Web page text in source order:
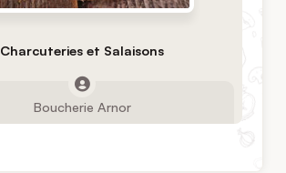
Charcuteries et Salaisons
Boucherie Arnor